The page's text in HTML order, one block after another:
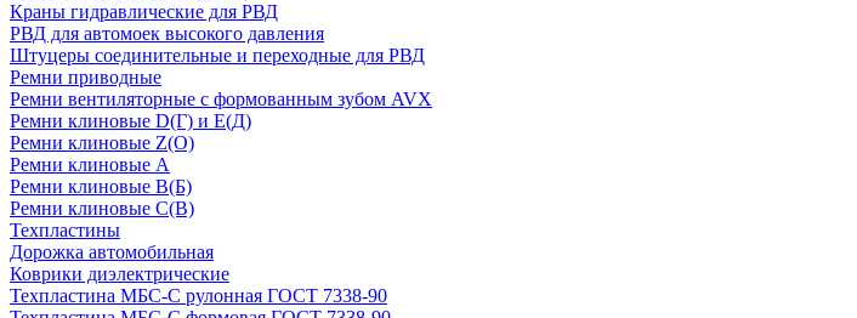
Краны гидравлические для РВД
РВД для автомоек высокого давления
Штуцеры соединительные и переходные для РВД
Ремни приводные
Ремни вентиляторные с формованным зубом AVX
Ремни клиновые D(Г) и Е(Д)
Ремни клиновые Z(О)
Ремни клиновые А
Ремни клиновые В(Б)
Ремни клиновые С(В)
Техпластины
Дорожка автомобильная
Коврики диэлектрические
Техпластина МБС-С рулонная ГОСТ 7338-90